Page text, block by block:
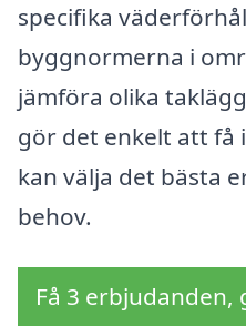
specifika
byggnormerna i
jämföra olika
gör det enkelt att få
kan välja det bästa
behov.
Få 3 erbjudanden,